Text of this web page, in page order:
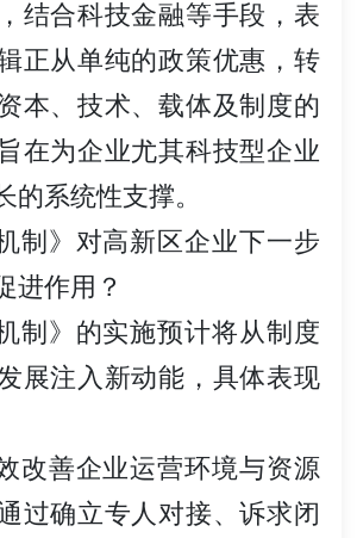
结合科技金融等手段，表
正从单纯的政策优惠，转
本、技术、载体及制度的
在为企业尤其科技型企业
的系统性支撑。
制》对高新区企业下一步
进作用？
制》的实施预计将从制度
展注入新动能，具体表现
改善企业运营环境与资源
过确立专人对接、诉求闭